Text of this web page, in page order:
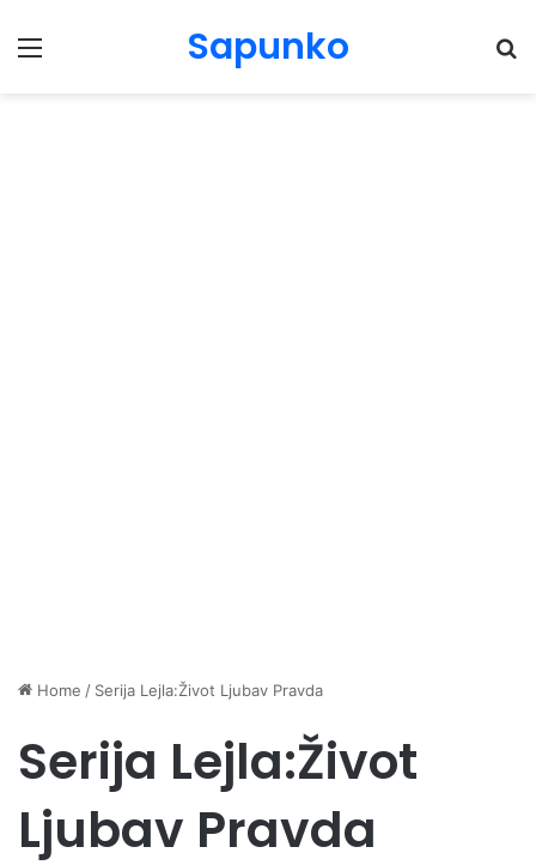
Menu Sapunko
Home / Serija Lejla:Život Ljubav Pravda
Serija Lejla:Život
Ljubav Pravda